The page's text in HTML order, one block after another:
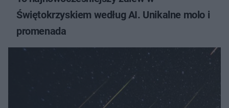
Świętokrzyskiem według AI. Unikalne molo i
promenada